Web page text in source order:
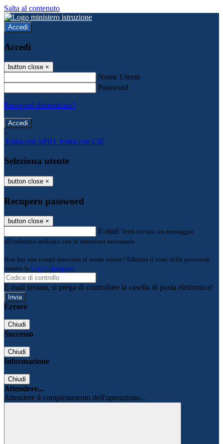
Salta al contenuto
Accedi
Accedi
button close ×
Nome Utente
Password
Password dimenticata?
-
Entra con SPID Entra con CIE
Seleziona utente
button close ×
Recupero password
button close ×
E-mail Verrà inviato un messaggio
all'indirizzo indicato con le istruzioni necessarie.
Non hai una e-mail associata al nome utente? Effettua il reset della password
tramite la Login Spaggiari
E-mail inviata, si prega di controllare la casella di posta elettronica!
Errore
Chiudi
Successo
Chiudi
Informazione
Chiudi
Attendere...
Attendere il completamento dell'operazione...